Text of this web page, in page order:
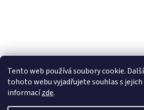
Tento web používá soubory cookie.
tohoto webu vyjadřujete souhlas s jejich
informacízde.